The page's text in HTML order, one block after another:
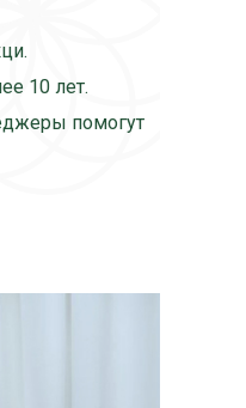
10 лет.
помогут